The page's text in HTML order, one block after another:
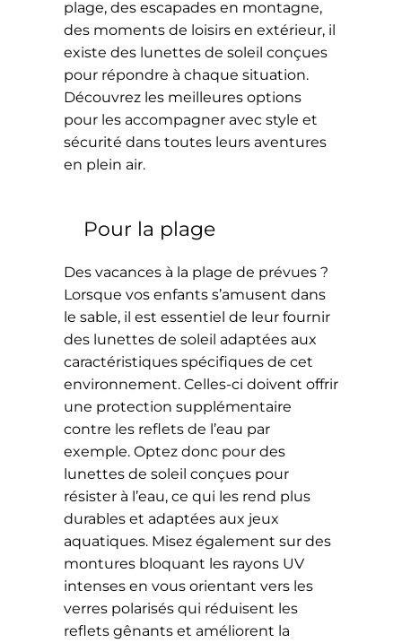
plage, des escapades en montagne,
des moments de loisirs en extérieur, il
existe des lunettes de soleil conçues
pour répondre à chaque situation.
Découvrez les meilleures options
pour les accompagner avec style et
sécurité dans toutes leurs aventures
en plein air.
Pour la plage
Des vacances à la plage de prévues ?
Lorsque vos enfants s’amusent dans
le sable, il est essentiel de leur fournir
des lunettes de soleil adaptées aux
caractéristiques spécifiques de cet
environnement. Celles-ci doivent offrir
une protection supplémentaire
contre les reflets de l’eau par
exemple. Optez donc pour des
lunettes de soleil conçues pour
résister à l’eau, ce qui les rend plus
durables et adaptées aux jeux
aquatiques. Misez également sur des
montures bloquant les rayons UV
intenses en vous orientant vers les
verres polarisés qui réduisent les
reflets gênants et améliorent la